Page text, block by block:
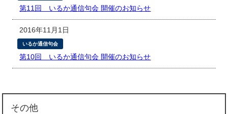
第11回 いるか通信句会 開催のお知らせ
2016年11月1日
いるか通信句会
第10回 いるか通信句会 開催のお知らせ
その他